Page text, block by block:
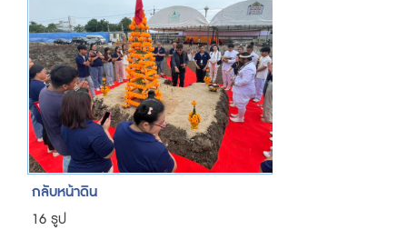
กลับหน้าดิน
16 รูป